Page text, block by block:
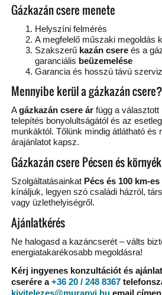
Gázkazán csere menete
Helyszíni felmérés
A megfelelő műszaki megoldás
Szakszerű kazán csereés a
garanciális beüzemelése
Garancia és hosszú távú
Mennyibe kerül a gázkazán csere?
Agázkazán csere árfügg a választott
telepítés bonyolultságától és az
munkáktól. Tőlünk mindig átlátható és
árajánlatot kapsz.
Gázkazán csere Pécsen és
Szolgáltatásainkat Pécs és 100 km-
kínáljuk, legyen szó családi házról,
vagy üzlethelyiségről.
Ajánlatkérés
Ne halogasd a kazáncserét – válts
energiatakarékosabb megoldásra!
Kérj ingyenes konzultációt és
cserére a+36 20 / 248 8367